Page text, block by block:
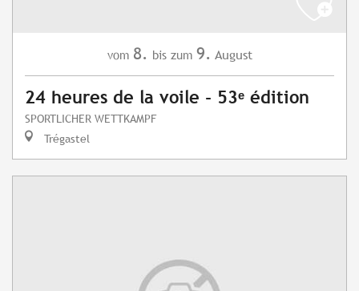
vom 8. bis zum 9. August
24 heures de la voile - 53ᵉ édition
SPORTLICHER WETTKAMPF
Trégastel